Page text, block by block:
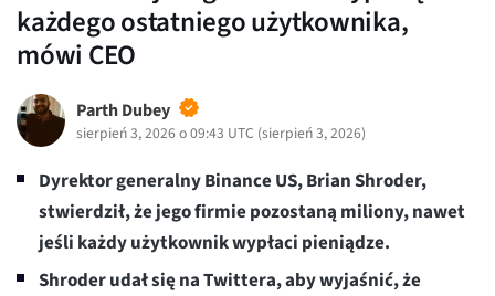
każdego ostatniego użytkownika,
mówi CEO
Parth Dubey
sierpień 3, 2026 o 09:43 UTC (sierpień 3, 2026)
Dyrektor generalny Binance US, Brian Shroder,
stwierdził, że jego firmie pozostaną miliony, nawet
jeśli każdy użytkownik wypłaci pieniądze.
Shroder udał się na Twittera, aby wyjaśnić, że